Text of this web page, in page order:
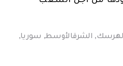
, الشرقالأوسط, سوريا,